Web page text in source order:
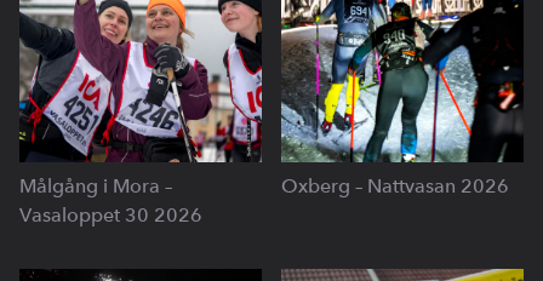
Målgång i Mora –
Vasaloppet 30 2026
Oxberg – Nattvasan 2026